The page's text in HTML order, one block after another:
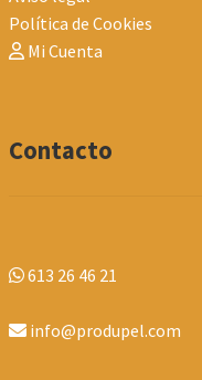
Política de Cookies
Mi Cuenta
Contacto
613 26 46 21
info@produpel.com